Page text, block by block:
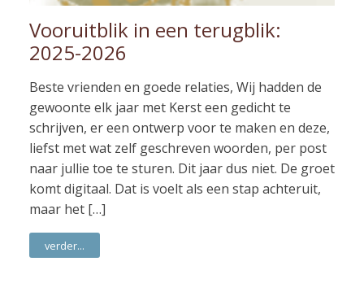
Vooruitblik in een terugblik:
2025-2026
Beste vrienden en goede relaties, Wij hadden de
gewoonte elk jaar met Kerst een gedicht te
schrijven, er een ontwerp voor te maken en deze,
liefst met wat zelf geschreven woorden, per post
naar jullie toe te sturen. Dit jaar dus niet. De groet
komt digitaal. Dat is voelt als een stap achteruit,
maar het […]
verder...